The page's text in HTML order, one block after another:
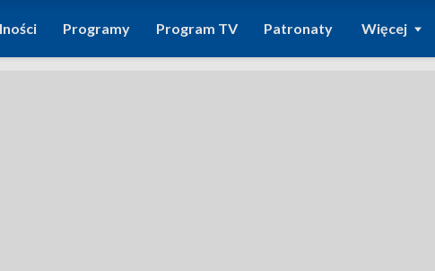
Programy Program TV Patronaty Więcej